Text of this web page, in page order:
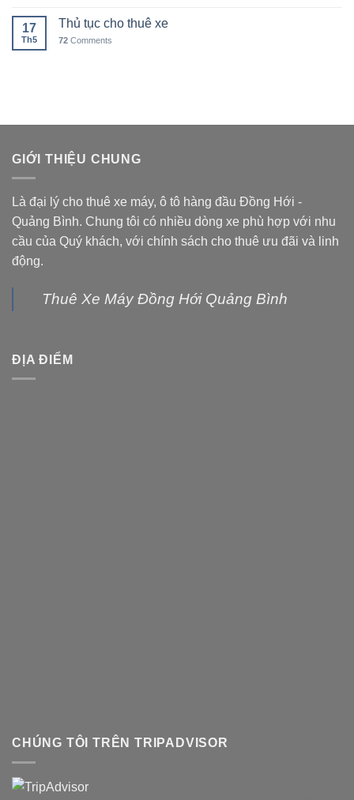
Du
17
Th5
Thủ tục cho thuê xe
72 Comments
GIỚI THIỆU CHUNG
Là đại lý cho thuê xe máy, ô tô hàng đầu Đồng Hới -
Quảng Bình. Chung tôi có nhiều dòng xe phù hợp với nhu
cầu của Quý khách, với chính sách cho thuê ưu đãi và linh
động.
Thuê Xe Máy Đồng Hới Quảng Bình
ĐỊA ĐIỂM
CHÚNG TÔI TRÊN TRIPADVISOR